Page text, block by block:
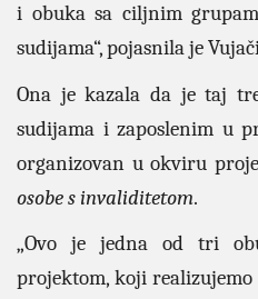
i obuka sa ciljnim
sudijama“, pojasnila je
Ona je kazala da je taj
sudijama i zaposlenim u
organizovan u okviru
osobe s invaliditetom.
„Ovo je jedna od tri
projektom, koji